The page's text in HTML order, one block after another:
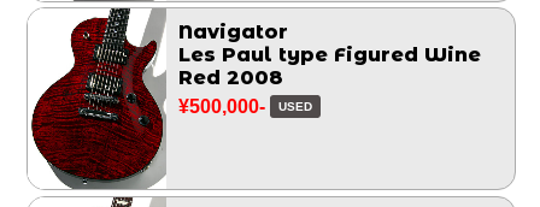
Navigator
Les Paul type Figured Wine
Red 2008
¥500,000- USED